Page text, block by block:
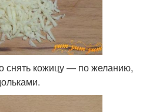
кожицу — по желанию,